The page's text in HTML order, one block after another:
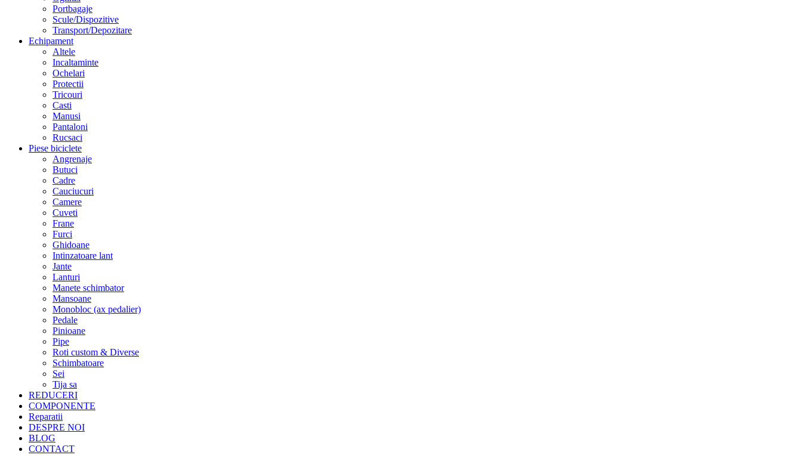
Portbagaje
Scule/Dispozitive
Transport/Depozitare
Echipament
Altele
Incaltaminte
Ochelari
Protectii
Tricouri
Casti
Manusi
Pantaloni
Rucsaci
Piese biciclete
Angrenaje
Butuci
Cadre
Cauciucuri
Camere
Cuveti
Frane
Furci
Ghidoane
Intinzatoare lant
Jante
Lanturi
Manete schimbator
Mansoane
Monobloc (ax pedalier)
Pedale
Pinioane
Pipe
Roti custom & Diverse
Schimbatoare
Sei
Tija sa
REDUCERI
COMPONENTE
Reparatii
DESPRE NOI
BLOG
CONTACT